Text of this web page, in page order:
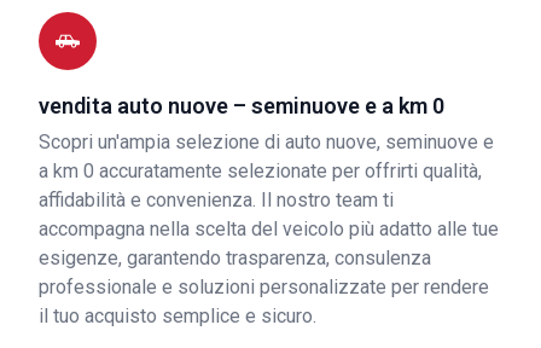
vendita auto nuove – seminuove e a km 0
Scopri un'ampia selezione di auto nuove, seminuove e
a km 0 accuratamente selezionate per offrirti qualità,
affidabilità e convenienza. Il nostro team ti
accompagna nella scelta del veicolo più adatto alle tue
esigenze, garantendo trasparenza, consulenza
professionale e soluzioni personalizzate per rendere
il tuo acquisto semplice e sicuro.